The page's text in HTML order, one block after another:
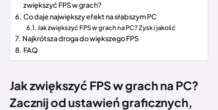
zwiększyć FPS w grach?
Co daje największy efekt na słabszym PC
Jak zwiększyć FPS w grach na PC? Zysk i jakość
Najkrótsza droga do większego FPS
FAQ
Jak zwiększyć FPS w grach na PC?
Zacznij od ustawień graficznych,